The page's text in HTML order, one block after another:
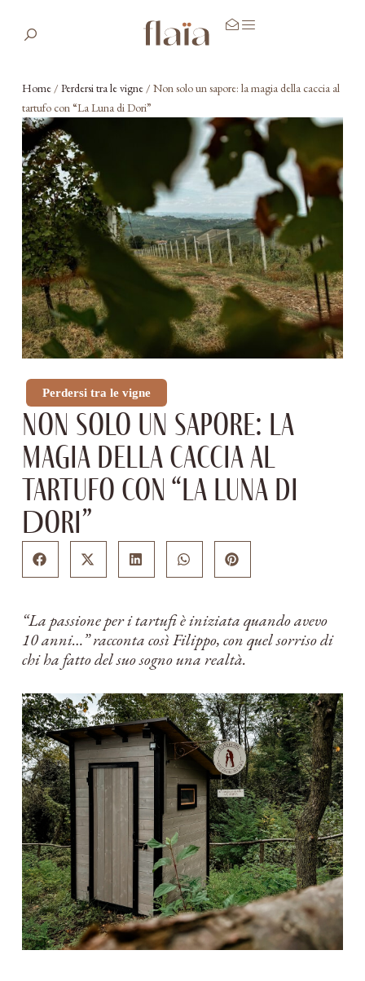
Home/ Perdersi tra le vigne/ Non solo un sapore: la magia della caccia al
tartufo con “La Luna di Dori”
Perdersi tra le vigne
Non solo un sapore: la
magia della caccia al
tartufo con “La Luna di
Dori”
“La passione per i tartufi è iniziata quando avevo
10 anni…” racconta così Filippo, con quel sorriso di
chi ha fatto del suo sogno una realtà.